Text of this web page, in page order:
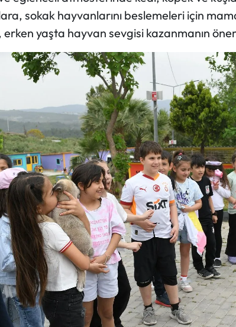
sokak hayvanlarını beslemeleri için
erken yaşta hayvan sevgisi kazanmanın